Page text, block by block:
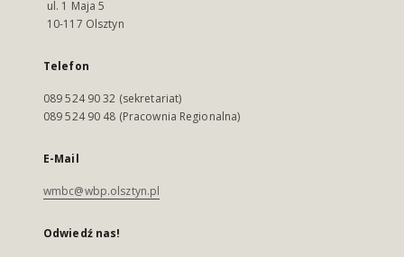
ul. 1 Maja 5
10-117 Olsztyn
Telefon
089 524 90 32 (sekretariat)
089 524 90 48 (Pracownia Regionalna)
E-Mail
wmbc@wbp.olsztyn.pl
Odwiedź nas!